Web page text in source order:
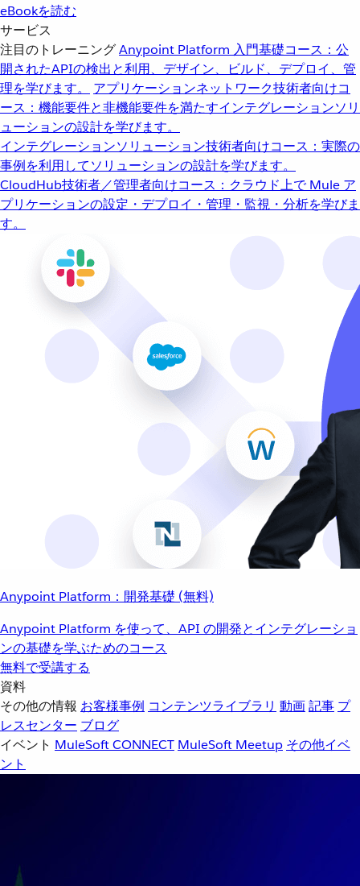
eBookを読む
サービス
注目のトレーニングAnypoint Platform 入門基礎コース：公
開されたAPIの検出と利用、デザイン、ビルド、デプロイ、管
理を学びます。
アプリケーションネットワーク技術者向けコ
ース：機能要件と非機能要件を満たすインテグレーションソリ
ューションの設計を学びます。
インテグレーションソリューション技術者向けコース：実際の
事例を利用してソリューションの設計を学びます。
CloudHub技術者／管理者向けコース：クラウド上で Mule ア
プリケーションの設定・デプロイ・管理・監視・分析を学びま
す。
Anypoint Platform：開発基礎 (無料)
Anypoint Platform を使って、API の開発とインテグレーショ
ンの基礎を学ぶためのコース
無料で受講する
資料
その他の情報 お客様事例 コンテンツライブラリ 動画記事 プ
レスセンター ブログ
イベント MuleSoft CONNECT MuleSoft Meetup その他イベ
ント